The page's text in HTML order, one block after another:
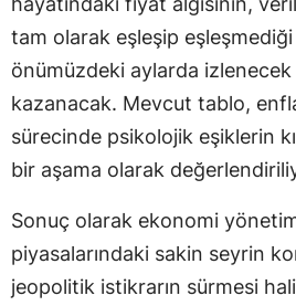
tam olarak eşleşip
önümüzdeki aylarda
kazanacak. Mevcut tablo,
sürecinde psikolojik eşiklerin
bir aşama olarak
Sonuç olarak ekonomi
piyasalarındaki sakin seyrin
jeopolitik istikrarın sürmesi